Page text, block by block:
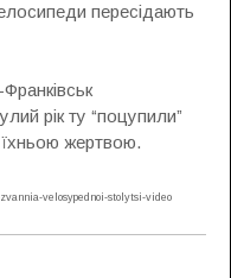
пересідають
рік ту “поцупили”
їхньою жертвою.
velosypednoi-stolytsi-video